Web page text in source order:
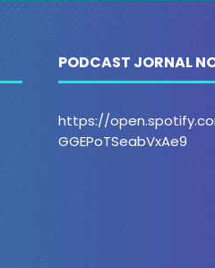
PODCAST JORNAL
https://
GGEPoTSeabVxAe9